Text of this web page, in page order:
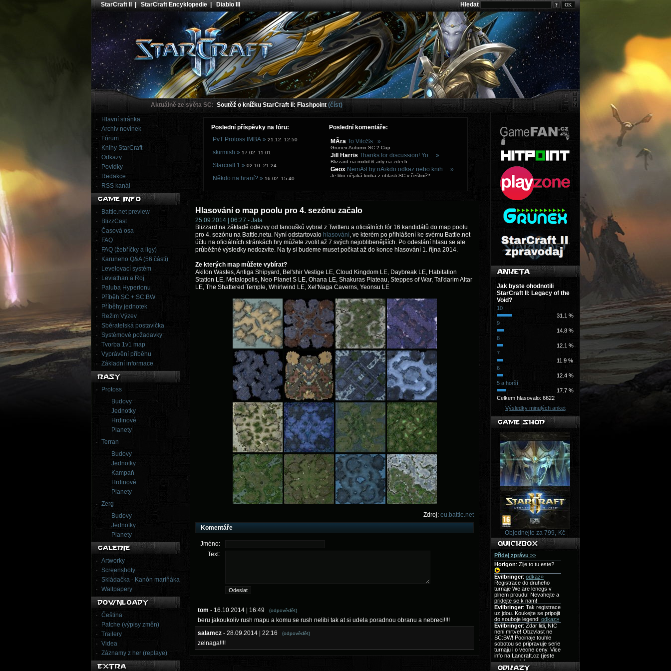
StarCraft II |StarCraft Encyklopedie|Diablo III Hledat ?
Aktuálně ze světa SC: Soutěž o knížku StarCraft II: Flashpoint (číst)
Hlavní stránka
Archiv novinek
Fórum
Knihy StarCraft
Odkazy
Povídky
Redakce
RSS kanál
Battle.net preview
BlizzCast
Časová osa
FAQ
FAQ (žebříčky a ligy)
Karuneho Q&A (56 částí)
Levelovací systém
Leviathan a Roj
Paluba Hyperionu
Příběh SC + SC:BW
Příběhy jednotek
Režim Výzev
Sběratelská postavička
Systémové požadavky
Tvorba 1v1 map
Vyprávění příběhu
Základní informace
Protoss
Budovy
Jednotky
Hrdinové
Planety
Terran
Budovy
Jednotky
Kampaň
Hrdinové
Planety
Zerg
Budovy
Jednotky
Planety
Artworky
Screenshoty
Skládačka - Kanón mariňáka
Wallpapery
Čeština
Patche (výpisy změn)
Trailery
Videa
Záznamy z her (replaye)
Poslední příspěvky na fóru:
Poslední komentáře:
PvT Protoss IMBA » 21.12. 12:50
skirmish » 17.02. 11:01
Starcraft 1 » 02.10. 21:24
Někdo na hraní? » 16.02. 15:40
MÃ­ra To VitoSs: »
Grunex Autumn SC 2 Cup
Jill Harris Thanks for discussion! Yo… »
Blizzard na mobil & arty na zdech
Geox NemÄ›l by nÄ›kdo odkaz nebo knih… »
Je libo nějaká kniha z oblasti SC v češtině?
Hlasování o map poolu pro 4. sezónu začalo
25.09.2014 | 06:27 - Jata
Blizzard na základě odezvy od fanoušků vybral z Twitteru a oficiálních fór 16 kandidátů do map poolu
pro 4. sezónu na Battle.netu. Nyní odstartovalo hlasování, ve kterém po přihlášení ke svému Battle.net
účtu na oficiálních stránkách hry můžete zvolit až 7 svých nejoblibenějších. Po odeslání hlasu se ale
průběžné výsledky nedozvíte. Na ty si budeme muset počkat až do konce hlasování 1. října 2014.
Ze kterých map můžete vybírat?
Akilon Wastes, Antiga Shipyard, Bel'shir Vestige LE, Cloud Kingdom LE, Daybreak LE, Habitation
Station LE, Metalopolis, Neo Planet S LE, Ohana LE, Shakuras Plateau, Steppes of War, Tal'darim Altar
LE, The Shattered Temple, Whirlwind LE, Xel'Naga Caverns, Yeonsu LE
Zdroj: eu.battle.net
Komentáře
Jméno:
Text:
tom - 16.10.2014 | 16:49 (odpovědět)
beru jakoukoliv rush mapu a komu se rush nelibi tak at si udela poradnou obranu a nebreci!!!!
salamcz - 28.09.2014 | 22:16 (odpovědět)
zelnaga!!!!
Jak byste ohodnotili
StarCraft II: Legacy of the
Void?
10
31.1 %
9
14.8 %
8
12.1 %
7
11.9 %
6
12.4 %
5 a horší
17.7 %
Celkem hlasovalo: 6622
Výsledky minulých anket
Objednejte za 799,-Kč